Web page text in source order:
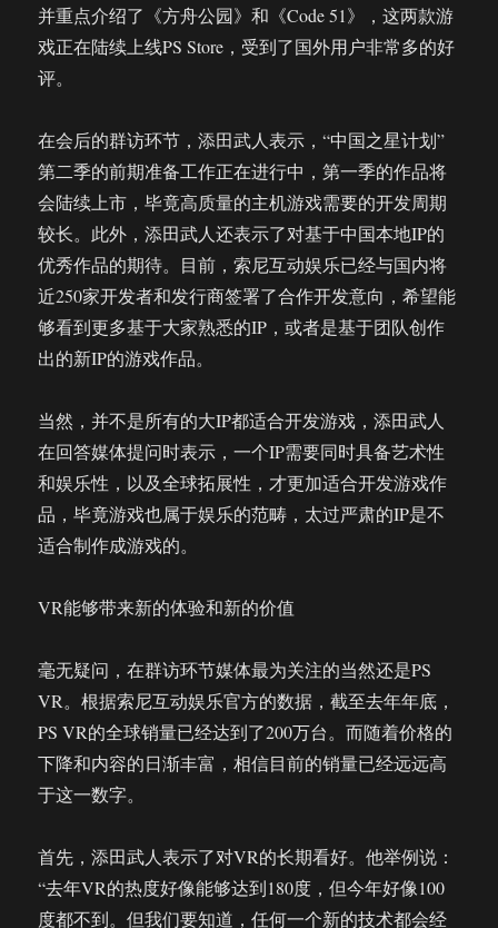
并重点介绍了《方舟公园》和《Code 51》，这两款游
戏正在陆续上线PS Store，受到了国外用户非常多的好
评。
在会后的群访环节，添田武人表示，“中国之星计划”
第二季的前期准备工作正在进行中，第一季的作品将
会陆续上市，毕竟高质量的主机游戏需要的开发周期
较长。此外，添田武人还表示了对基于中国本地IP的
优秀作品的期待。目前，索尼互动娱乐已经与国内将
近250家开发者和发行商签署了合作开发意向，希望能
够看到更多基于大家熟悉的IP，或者是基于团队创作
出的新IP的游戏作品。
当然，并不是所有的大IP都适合开发游戏，添田武人
在回答媒体提问时表示，一个IP需要同时具备艺术性
和娱乐性，以及全球拓展性，才更加适合开发游戏作
品，毕竟游戏也属于娱乐的范畴，太过严肃的IP是不
适合制作成游戏的。
VR能够带来新的体验和新的价值
毫无疑问，在群访环节媒体最为关注的当然还是PS
VR。根据索尼互动娱乐官方的数据，截至去年年底，
PS VR的全球销量已经达到了200万台。而随着价格的
下降和内容的日渐丰富，相信目前的销量已经远远高
于这一数字。
首先，添田武人表示了对VR的长期看好。他举例说：
“去年VR的热度好像能够达到180度，但今年好像100
度都不到。但我们要知道，任何一个新的技术都会经